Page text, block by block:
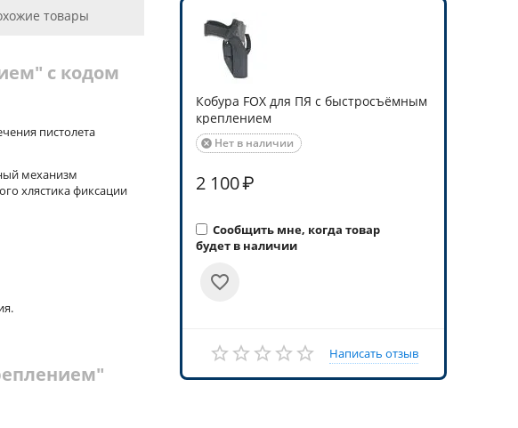
Кобура FOX для ПЯ с быстросъёмным
креплением
Нет в наличии

2 100₽
Сообщить мне, когда товар
будет в наличии
Написать отзыв
товары
с кодом
пистолета
механизм
хлястика фиксации